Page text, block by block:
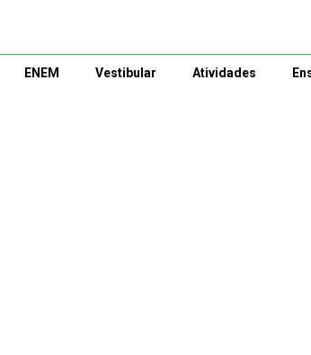
ENEM Vestibular Atividades